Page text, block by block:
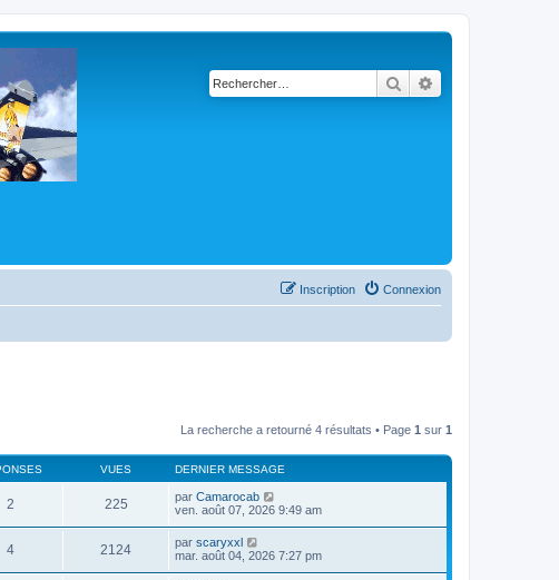
Rechercher
Connexion
Inscription
La recherche a retourné 4 résultats • Page 1 sur 1
VUES DERNIER MESSAGE
2 225 par Camarocab
ven. août 07, 2026 9:49 am
4 2124 par scaryxxl
mar. août 04, 2026 7:27 pm